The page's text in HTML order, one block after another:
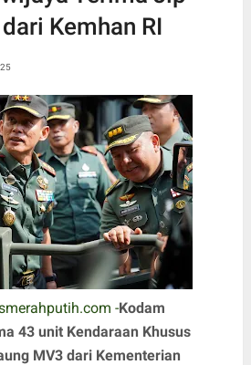
Kemhan RI
-Kodam
43 unit Kendaraan Khusus
MV3 dari Kementerian